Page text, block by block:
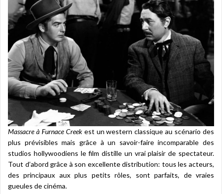
Massacre à Furnace Creek est un western classique au scénario des
plus prévisibles mais grâce à un savoir-faire incomparable des
studios hollywoodiens le film distille un vrai plaisir de spectateur.
Tout d’abord grâce à son excellente distribution: tous les acteurs,
des principaux aux plus petits rôles, sont parfaits, de vraies
gueules de cinéma.